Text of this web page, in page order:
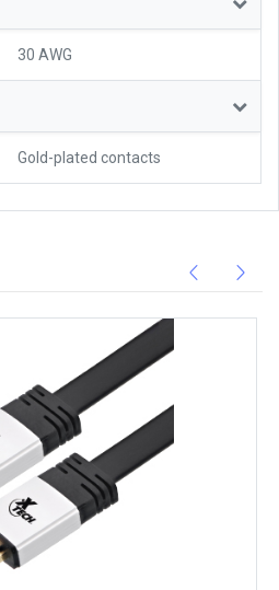
30 AWG
Gold-plated contacts